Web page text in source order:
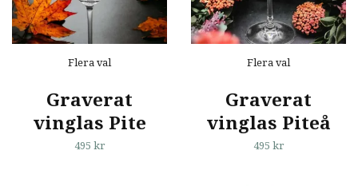
Flera val
Graverat
vinglas Pite
495 kr
Flera val
Graverat
vinglas Piteå
495 kr